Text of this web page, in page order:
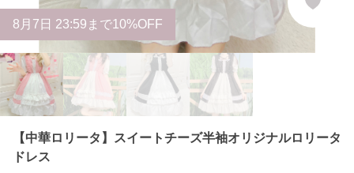
8 月 7 日 23:59まで10%OFF
【中華ロリータ】スイートチーズ半袖オリジナルロリータ
ドレス